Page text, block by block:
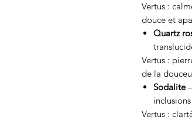
Vertus :
douce et
Quartz
Vertus :
de la
Sodalite
Vertus :